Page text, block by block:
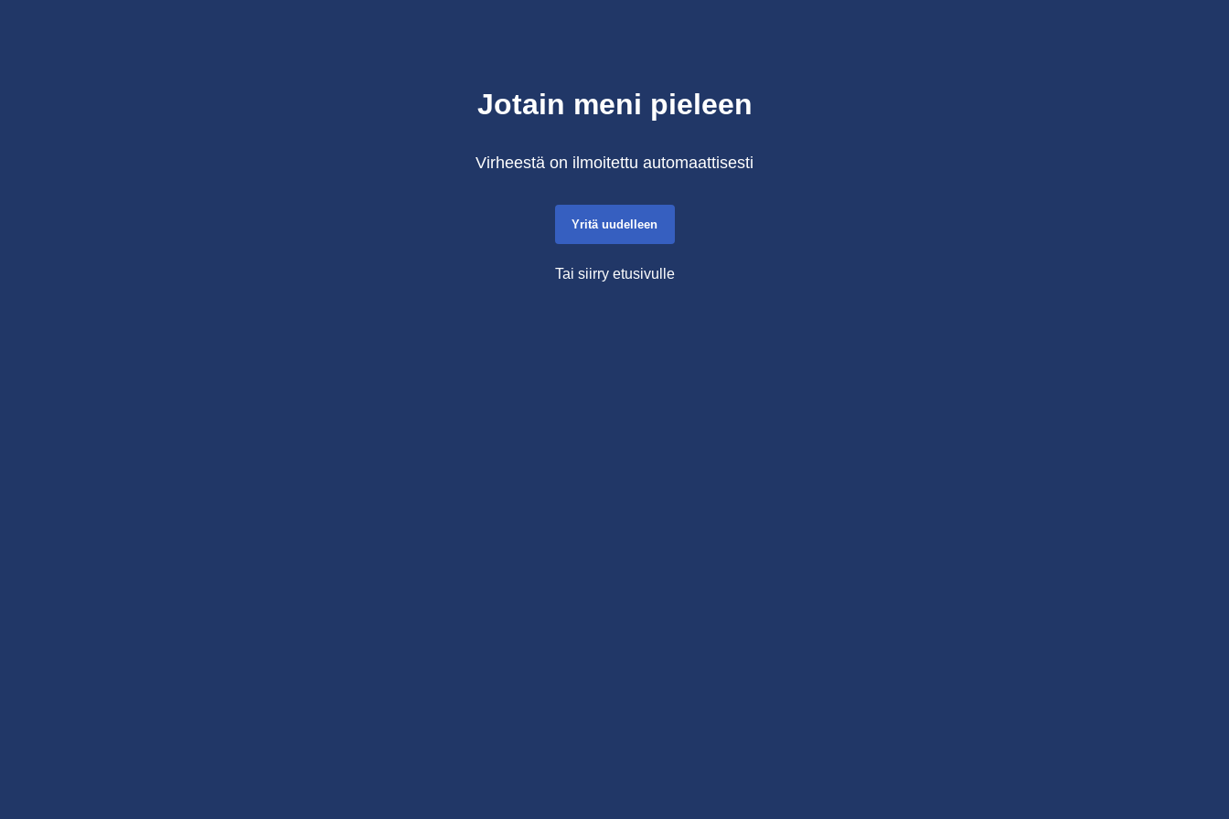
Jotain meni pieleen
Virheestä on ilmoitettu automaattisesti
Yritä uudelleen
Tai siirry etusivulle